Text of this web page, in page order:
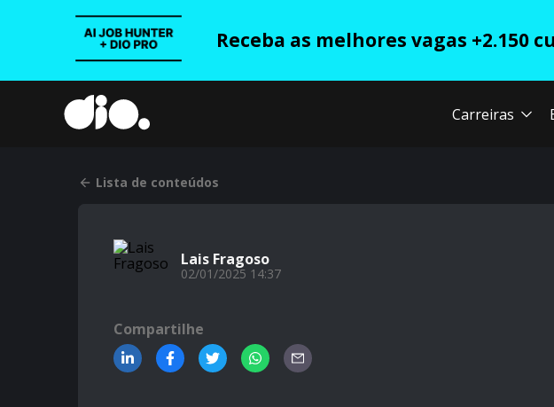
Receba as melhores vagas +2.150
Carreiras
Lista de conteúdos
Lais Fragoso
02/01/2025 14:37
Compartilhe